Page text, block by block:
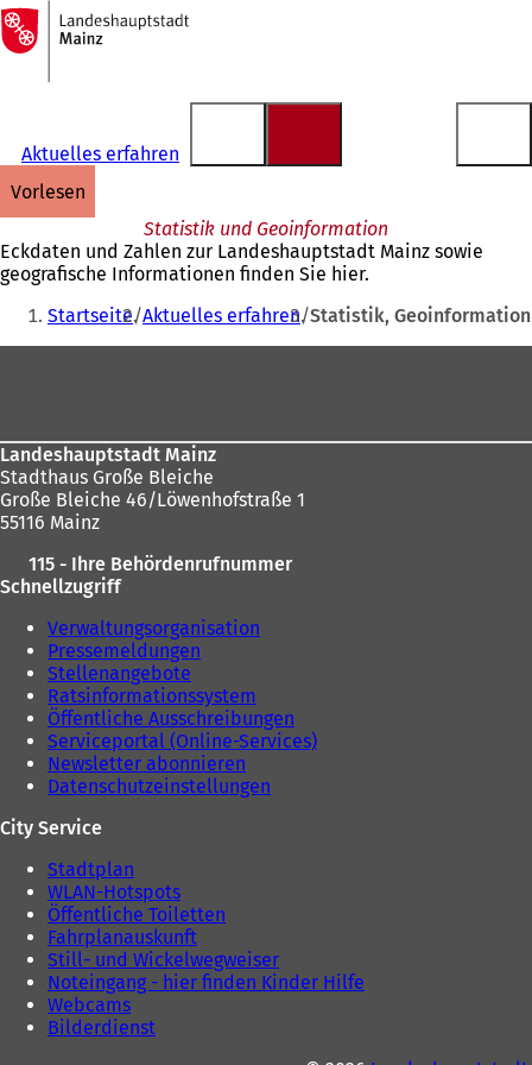
Inhalt anspringen
Zur
Startseite
Aktuelles erfahren
vorlesen
Statistik und Geoinformation
Eckdaten und Zahlen zur Landeshauptstadt Mainz sowie
geografische Informationen finden Sie hier.
Sie
befinden
Startseite Aktuelles erfahren Statistik, Geoinformation
Landeshauptstadt Mainz
Stadthaus Große Bleiche
Große Bleiche 46/Löwenhofstraße 1
55116 Mainz
115 - Ihre Behördenrufnummer
Schnellzugriff
Verwaltungsorganisation
Pressemeldungen
Stellenangebote
Ratsinformationssystem
Öffentliche Ausschreibungen
Serviceportal (Online-Services)
Newsletter abonnieren
Datenschutzeinstellungen
City Service
Stadtplan
WLAN-Hotspots
Öffentliche Toiletten
Fahrplanauskunft
Still- und Wickelwegweiser
Noteingang - hier finden Kinder Hilfe
Webcams
Bilderdienst